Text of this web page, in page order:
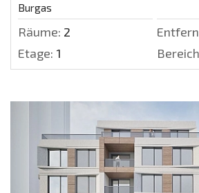
Burgas
Räume: 2
Etage: 1